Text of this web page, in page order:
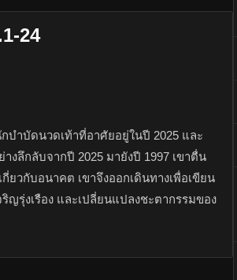
24
กบำบัดนวดเท้าที่อาศัยอยู่ในปี 2025 และ
งลึกลับจากปี 2025 มายังปี 1997 เขาตื่น
ยวกับอนาคต เขาจึงออกเดินทางเพื่อเขียน
ญรุ่งเรือง และเปลี่ยนแปลงชะตากรรมของ